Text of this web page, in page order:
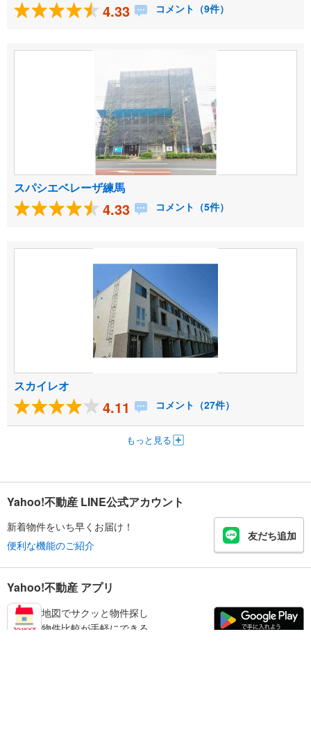
4.33 コメント（9件）
スパシエベレーザ練馬
4.33 コメント（5件）
スカイレオ
4.11 コメント（27件）
もっと見る
Yahoo!不動産 LINE公式アカウント
新着物件をいち早くお届け！
便利な機能のご紹介
友だち追加
Yahoo!不動産 アプリ
地図でサクッと物件探し
物件比較が手軽にできる